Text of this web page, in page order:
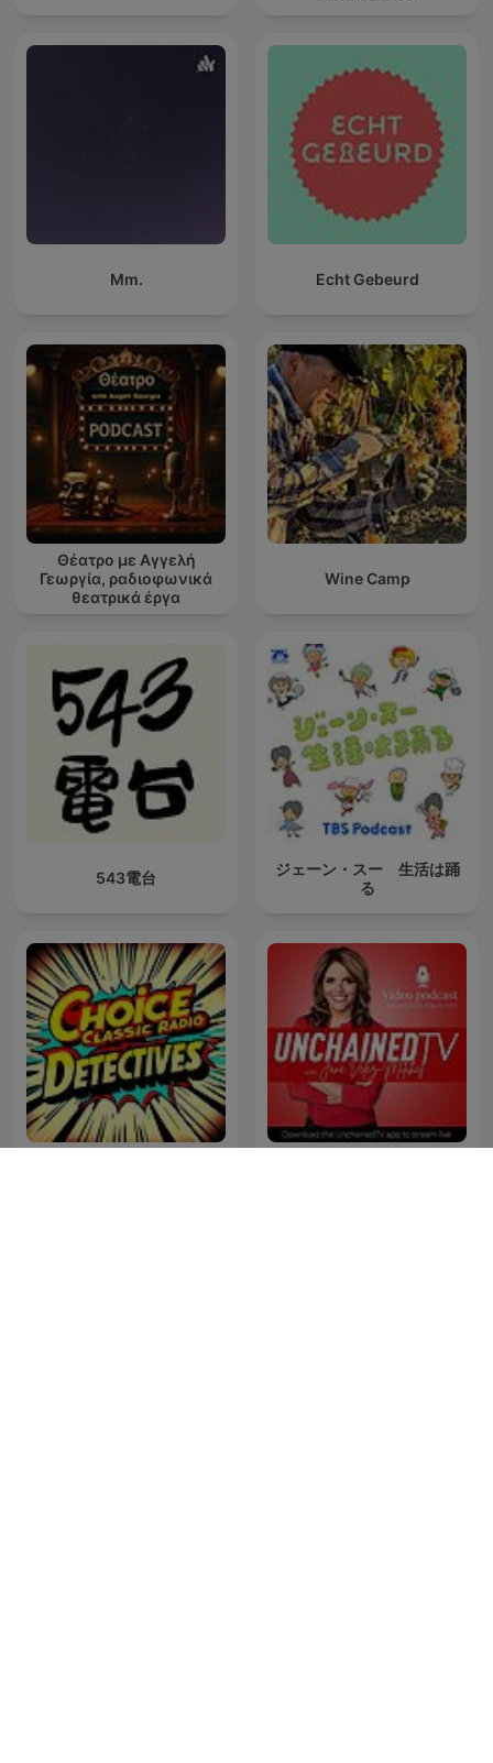
Mm. Echt Gebeurd
Θέατρο με Αγγελή
Γεωργία, ραδιοφωνικά
θεατρικά έργα
Wine Camp
543電台
ジェーン・スー 生活は踊
る